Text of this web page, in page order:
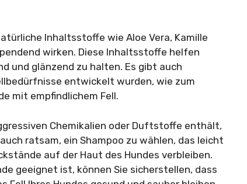
Inhaltsstoffe wie Aloe Vera, Kamille
wirken. Diese Inhaltsstoffe helfen
und glänzend zu halten. Es gibt auch
entwickelt wurden, wie zum
mit empfindlichem Fell.
Chemikalien oder Duftstoffe enthält,
ratsam, ein Shampoo zu wählen, das leicht
auf der Haut des Hundes verbleiben.
geeignet ist, können Sie sicherstellen, dass